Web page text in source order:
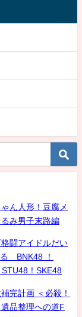
ん人形！豆腐メ
み男子末路編
闘アイドルだい
BNK48 ！
！SKE48
完計画 ＜必殺！
品整理への道F